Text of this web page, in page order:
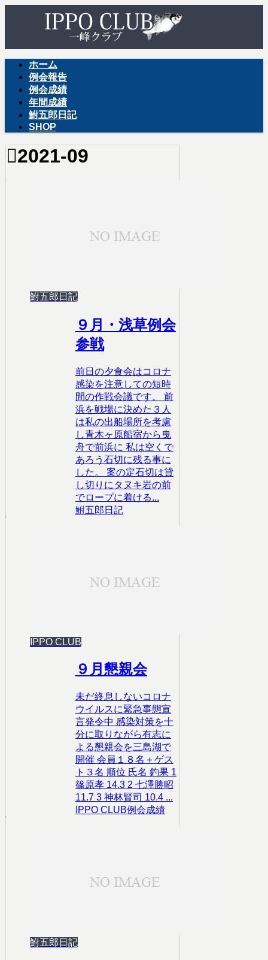
ホーム
例会報告
例会成績
年間成績
鮒五郎日記
SHOP
2021-09
鮒五郎日記
９月・浅草例会
参戦
前日の夕食会はコロナ
感染を注意しての短時
間の作戦会議です。 前
浜を戦場に決めた３人
は私の出船場所を考慮
し青木ヶ原船宿から曳
舟で前浜に 私は空くで
あろう石切に残る事に
した。 案の定石切は貸
し切りにタヌキ岩の前
でロープに着ける...
鮒五郎日記
IPPO CLUB
９月懇親会
未だ終息しないコロナ
ウイルスに緊急事態宣
言発令中 感染対策を十
分に取りながら有志に
よる懇親会を三島湖で
開催 会員１８名＋ゲス
ト３名 順位 氏名 釣果 1
篠原孝 14.3 2 七澤勝昭
11.7 3 神林賢司 10.4 ...
IPPO CLUB例会成績
鮒五郎日記